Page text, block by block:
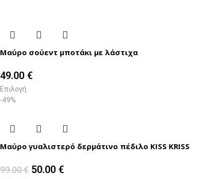
Μαύρο σούεντ μποτάκι με λάστιχα
49.00 €
Επιλογή
-49%
Μαύρο γυαλιστερό δερμάτινο πέδιλο KISS KRISS
99.00€ 50.00 €